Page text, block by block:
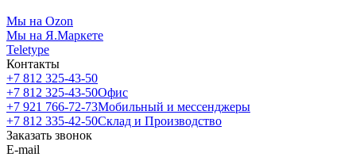
Мы на Ozon
Мы на Я.Маркете
Teletype
Контакты
+7 812 325-43-50
+7 812 325-43-50Офис
+7 921 766-72-73Мобильный и мессенджеры
+7 812 335-42-50Склад и Производство
Заказать звонок
E-mail